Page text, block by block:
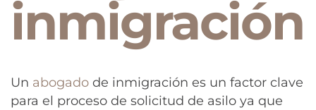
inmigración
Un abogado de inmigración es un factor clave
para el proceso de solicitud de asilo ya que